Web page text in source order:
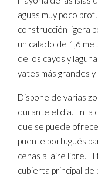
aguas muy poco
construcción ligera
un calado de 1,6
de los cayos y
yates más grandes y
Dispone de varias
durante el día. En la
que se puede
puente portugués
cenas al aire libre.
cubierta principal de